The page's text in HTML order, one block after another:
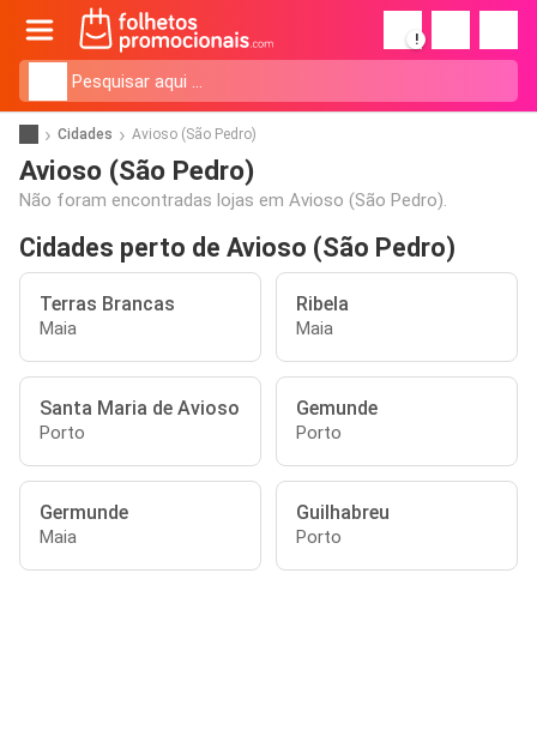
!
Cidades Avioso (São Pedro)
Avioso (São Pedro)
Não foram encontradas lojas em Avioso (São Pedro).
Cidades perto de Avioso (São Pedro)
Terras Brancas
Maia
Ribela
Maia
Santa Maria de Avioso
Porto
Gemunde
Porto
Germunde
Maia
Guilhabreu
Porto